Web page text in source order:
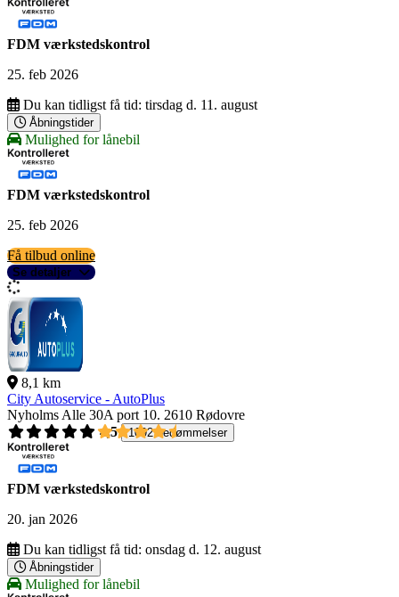
FDM værkstedskontrol
25. feb 2026
Du kan tidligst få tid: tirsdag d. 11. august
Åbningstider
Mulighed for lånebil
FDM værkstedskontrol
25. feb 2026
Få tilbud online
Se detaljer
8,1 km
City Autoservice - AutoPlus
Nyholms Alle 30A port 10. 2610 Rødovre
4,5
1092 bedømmelser
FDM værkstedskontrol
20. jan 2026
Du kan tidligst få tid: onsdag d. 12. august
Åbningstider
Mulighed for lånebil